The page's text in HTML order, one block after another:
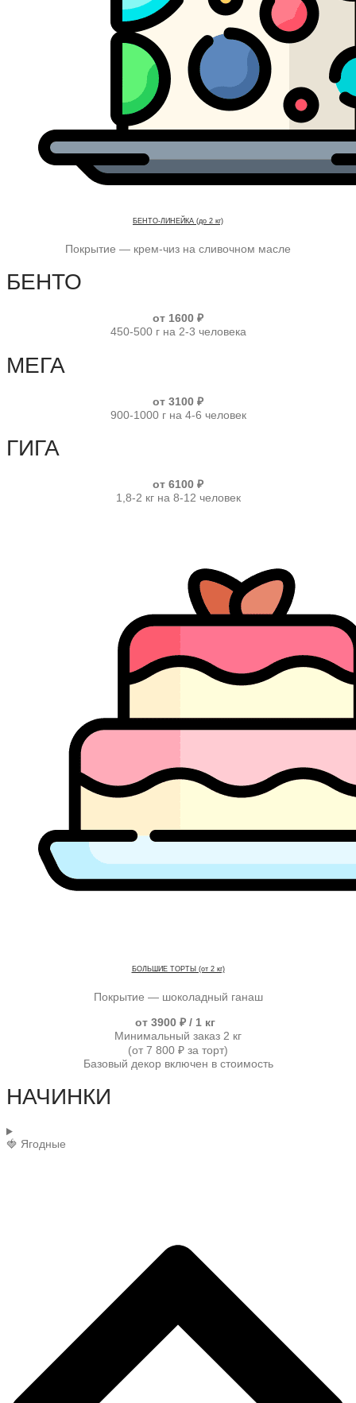
БЕНТО-ЛИНЕЙКА (до 2 кг)
Покрытие — крем-чиз на сливочном масле
БЕНТО
от 1600 ₽
450-500 г на 2-3 человека
МЕГА
от 3100 ₽
900-1000 г на 4-6 человек
ГИГА
от 6100 ₽
1,8-2 кг на 8-12 человек
БОЛЬШИЕ ТОРТЫ (от 2 кг)
Покрытие — шоколадный ганаш
от 3900 ₽ / 1 кг
Минимальный заказ 2 кг
(от 7 800 ₽ за торт)
Базовый декор включен в стоимость
НАЧИНКИ
🍓 Ягодные